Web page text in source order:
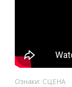
Ознаки: СЦЕНА